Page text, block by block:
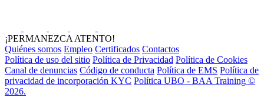
¡PERMANEZCA ATENTO!
Quiénes somos Empleo Certificados Contactos
Política de uso del sitio Política de Privacidad Política de Cookies
Canal de denuncias Código de conducta Política de EMS Política de
privacidad de incorporación KYC Política UBO - BAA Training ©
2026.